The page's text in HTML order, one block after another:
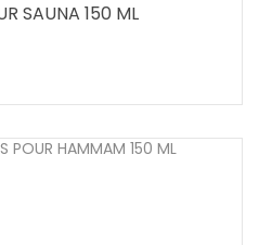
SAUNA 150 ML